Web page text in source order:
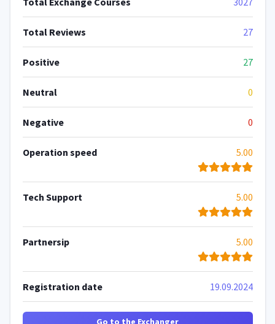
Total Reviews 27
Positive 27
Neutral 0
Negative 0
Operation speed 5.00
Tech Support 5.00
Partnersip 5.00
Registration date 19.09.2024
Go to the Exchanger